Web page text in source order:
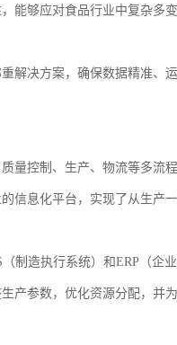
能够应对食品行业中复杂多
解决方案，确保数据精准、运
量控制、生产、物流等多流
信息化平台，实现了从生产
制造执行系统）和ERP（企
产参数，优化资源分配，并